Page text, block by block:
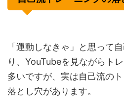
「運動しなきゃ」と思って
り、YouTubeを見ながらト
多いですが、実は自己流の
落とし穴があります。